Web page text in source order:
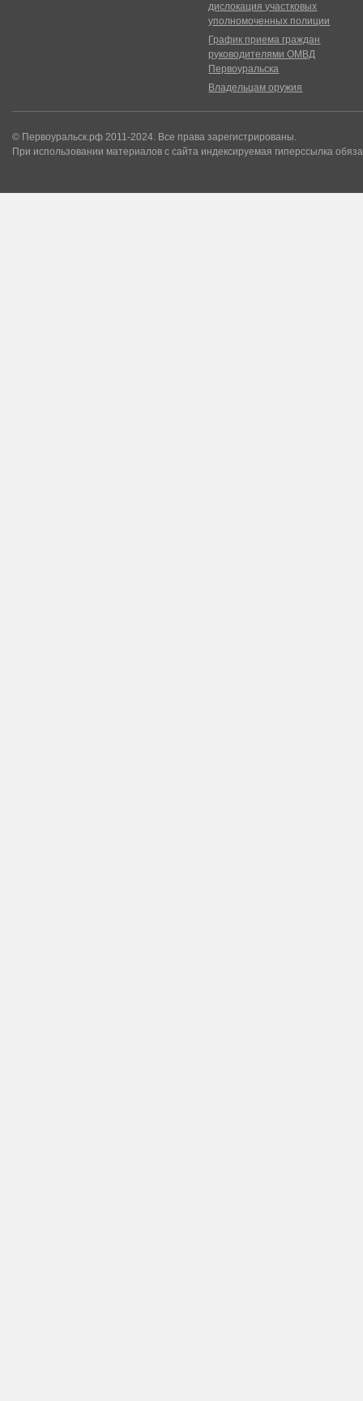
дислокация участковых
уполномоченных полиции
График приема граждан
руководителями ОМВД
Первоуральска
Владельцам оружия
© Первоуральск.рф 2011-2024. Все права зарегистрированы.
При использовании материалов с сайта индексируемая гиперссылка